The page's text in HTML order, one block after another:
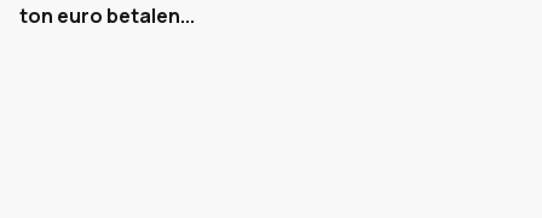
ton euro betalen...